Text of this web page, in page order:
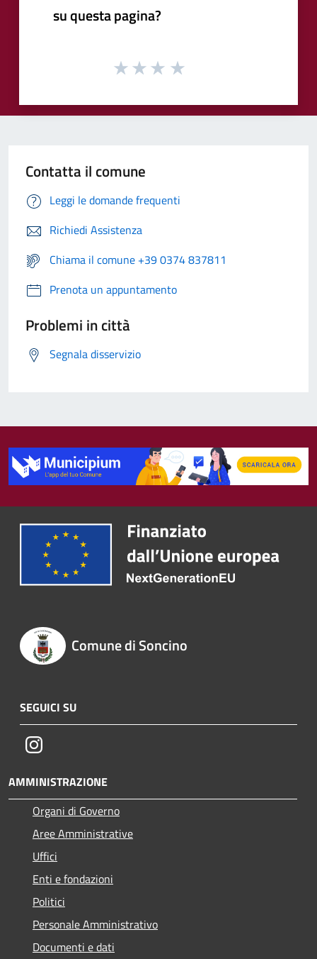
su questa pagina?
Contatta il comune
Leggi le domande frequenti
Richiedi Assistenza
Chiama il comune +39 0374 837811
Prenota un appuntamento
Problemi in città
Segnala disservizio
Comune di Soncino
SEGUICI SU
Instagram
AMMINISTRAZIONE
Organi di Governo
Aree Amministrative
Uffici
Enti e fondazioni
Politici
Personale Amministrativo
Documenti e dati